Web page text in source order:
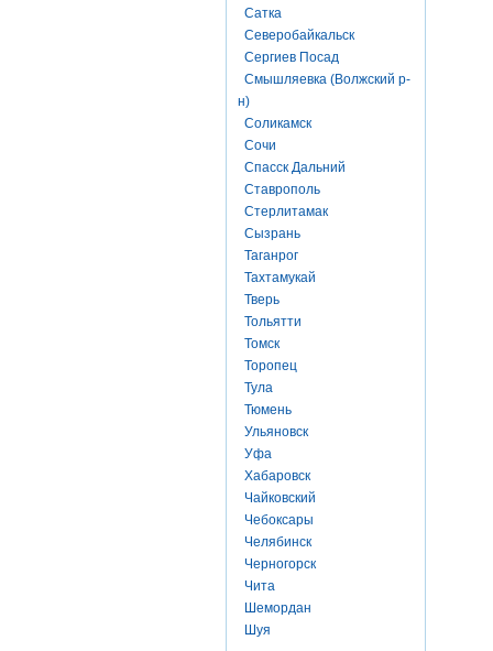
Сатка
Северобайкальск
Сергиев Посад
Смышляевка (Волжский р-
н)
Соликамск
Сочи
Спасск Дальний
Ставрополь
Стерлитамак
Сызрань
Таганрог
Тахтамукай
Тверь
Тольятти
Томск
Торопец
Тула
Тюмень
Ульяновск
Уфа
Хабаровск
Чайковский
Чебоксары
Челябинск
Черногорск
Чита
Шемордан
Шуя